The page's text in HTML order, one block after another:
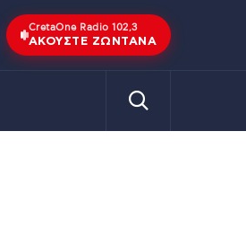
CretaOne Radio 102,3
ΑΚΟΎΣΤΕ ΖΩΝΤΑΝΆ